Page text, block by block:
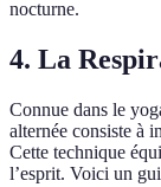
nocturne.
4. La
Connue dans le
alternée consiste à
Cette technique
l’esprit. Voici un